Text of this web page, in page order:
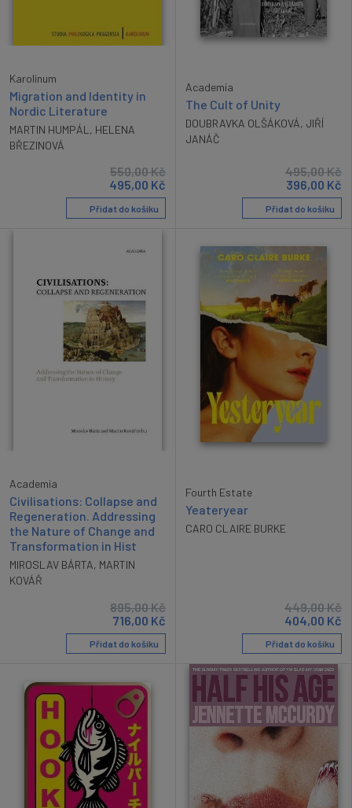
Karolinum
Migration and Identity in
Nordic Literature
MARTIN HUMPÁL , HELENA
BŘEZINOVÁ
550,00Kč
495,00 Kč
Přidat do košíku
Academia
The Cult of Unity
DOUBRAVKA OLŠÁKOVÁ, JIŘÍ
JANÁČ
495,00Kč
396,00 Kč
Přidat do košíku
Academia
Civilisations: Collapse and
Regeneration. Addressing
the Nature of Change and
Transformation in Hist
MIROSLAV BÁRTA, MARTIN
KOVÁŘ
895,00Kč
716,00 Kč
Přidat do košíku
Fourth Estate
Yeateryear
CARO CLAIRE BURKE
449,00Kč
404,00 Kč
Přidat do košíku